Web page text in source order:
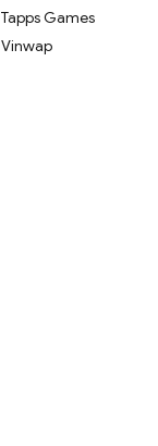
Tapps Games
Vinwap